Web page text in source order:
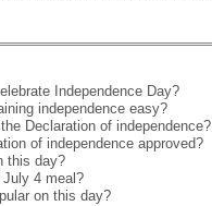
Independence Day?
independence easy?
Declaration of independence?
of independence approved?
this day?
4 meal?
on this day?